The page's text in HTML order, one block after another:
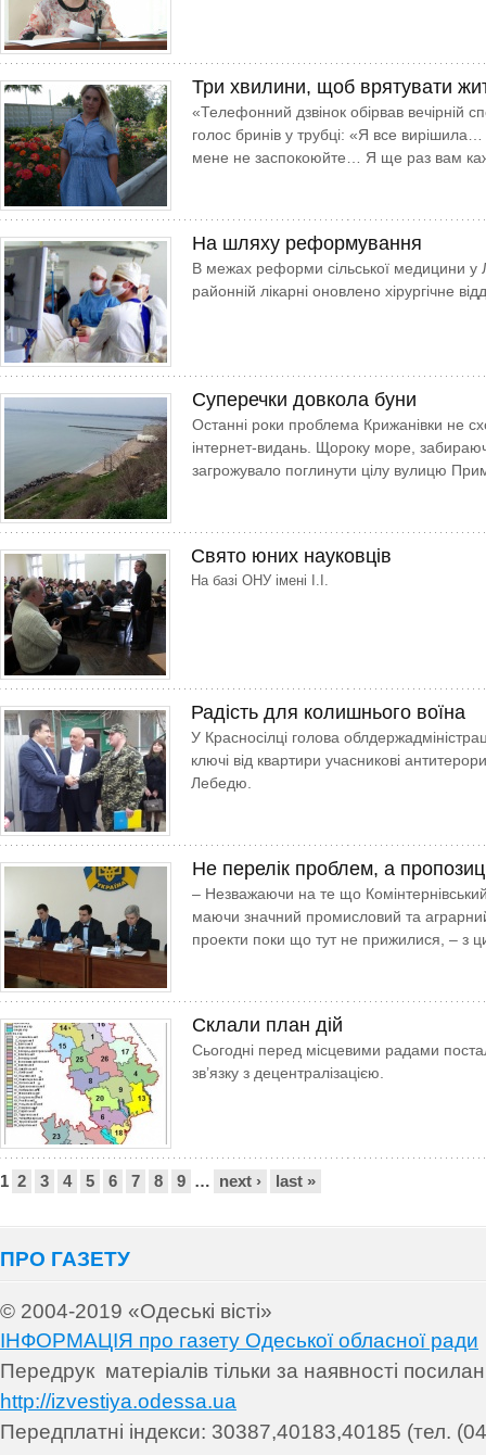
Три хвилини, щоб врятувати
«Телефонний дзвінок обірвав вечірній
голос бринів у трубці: «Я все
мене не заспокоюйте… Я ще раз вам
На шляху реформування
В межах реформи сільської медицини у
районній лікарні оновлено хірургічне
Суперечки довкола буни
Останні роки проблема Крижанівки не
інтернет-видань. Щороку море,
загрожувало поглинути цілу вулицю
Свято юних науковців
На базі ОНУ імені І.І.
Радість для колишнього воїна
У Красносілці голова
ключі від квартири учасникові
Лебедю.
Не перелік проблем, а
– Незважаючи на те що
маючи значний промисловий та аграрний
проекти поки що тут не прижилися, – з
Склали план дій
Сьогодні перед місцевими радами
зв’язку з децентралізацією.
Сторінки
1 2 3 4 5 6 7 8 9 … next › last »
ПРО ГАЗЕТУ
© 2004-2019 «Одеські вісті»
ІНФОРМАЦІЯ про газету Одеської обласної ради
Передрук матеріалів тільки за наявності
http://izvestiya.odessa.ua
Передплатні індекси: 30387,40183,40185 (тел.